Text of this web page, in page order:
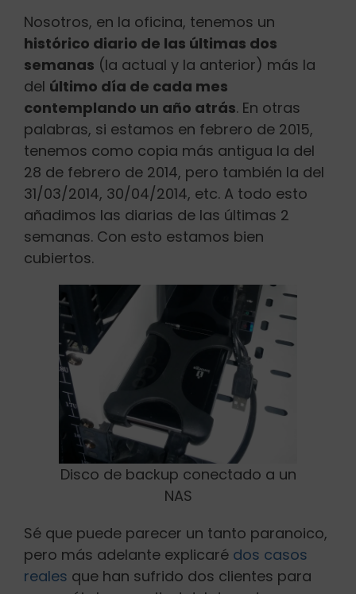
Nosotros, en la oficina, tenemos un
histórico diario de las últimas dos
semanas (la actual y la anterior) más la
del último día de cada mes
contemplando un año atrás. En otras
palabras, si estamos en febrero de 2015,
tenemos como copia más antigua la del
28 de febrero de 2014, pero también la del
31/03/2014, 30/04/2014, etc. A todo esto
añadimos las diarias de las últimas 2
semanas. Con esto estamos bien
cubiertos.
Disco de backup conectado a un
NAS
Sé que puede parecer un tanto paranoico,
pero más adelante explicaré dos casos
reales que han sufrido dos clientes para